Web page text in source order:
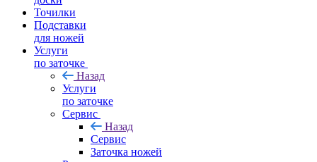
Точилки
Подставки
для ножей
Услуги
по заточке
Назад
Услуги
по заточке
Сервис
Назад
Сервис
Заточка ножей